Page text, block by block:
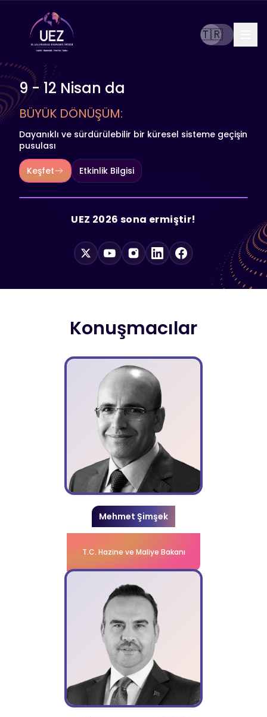
🇹🇷
9 - 12 Nisan da
BÜYÜK DÖNÜŞÜM:
Dayanıklı ve sürdürülebilir bir küresel sisteme geçişin
pusulası
Keşfet Etkinlik Bilgisi
UEZ 2026 sona ermiştir!
Konuşmacılar
Mehmet Şimşek
T.C. Hazine ve Maliye Bakanı